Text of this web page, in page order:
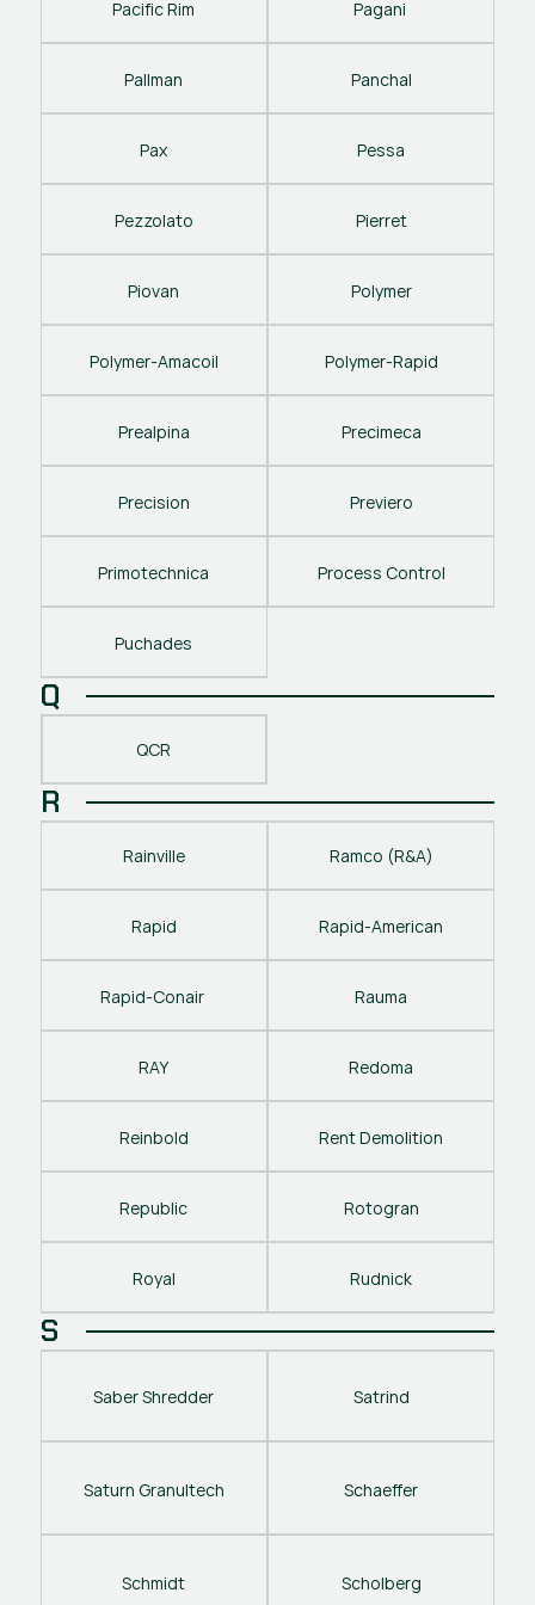
Pacific Rim Pagani
Pallman Panchal
Pax Pessa
Pezzolato Pierret
Piovan Polymer
Polymer-Amacoil Polymer-Rapid
Prealpina Precimeca
Precision Previero
Primotechnica Process Control
Puchades
Q
QCR
R
Rainville Ramco (R&A)
Rapid Rapid-American
Rapid-Conair Rauma
RAY Redoma
Reinbold Rent Demolition
Republic Rotogran
Royal Rudnick
S
Saber Shredder Satrind
Saturn Granultech Schaeffer
Schmidt Scholberg